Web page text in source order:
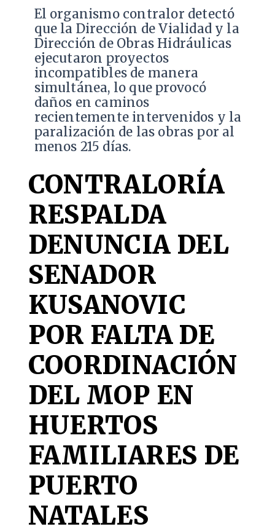
El organismo contralor detectó
que la Dirección de Vialidad y la
Dirección de Obras Hidráulicas
ejecutaron proyectos
incompatibles de manera
simultánea, lo que provocó
daños en caminos
recientemente intervenidos y la
paralización de las obras por al
menos 215 días.
CONTRALORÍA
RESPALDA
DENUNCIA DEL
SENADOR
KUSANOVIC
POR FALTA DE
COORDINACIÓN
DEL MOP EN
HUERTOS
FAMILIARES DE
PUERTO
NATALES